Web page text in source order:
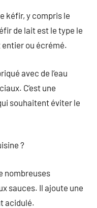
kéfir, y compris le
de lait est le type le
entier ou écrémé.
avec de l’eau
C’est une
souhaitent éviter le
?
nombreuses
sauces. Il ajoute une
acidulé.